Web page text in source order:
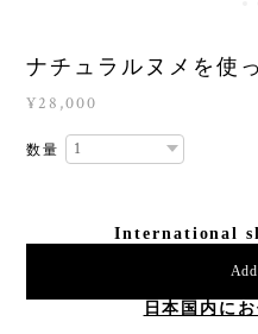
ナチュラルヌメを使
¥28,000
数量
International
日本国内に